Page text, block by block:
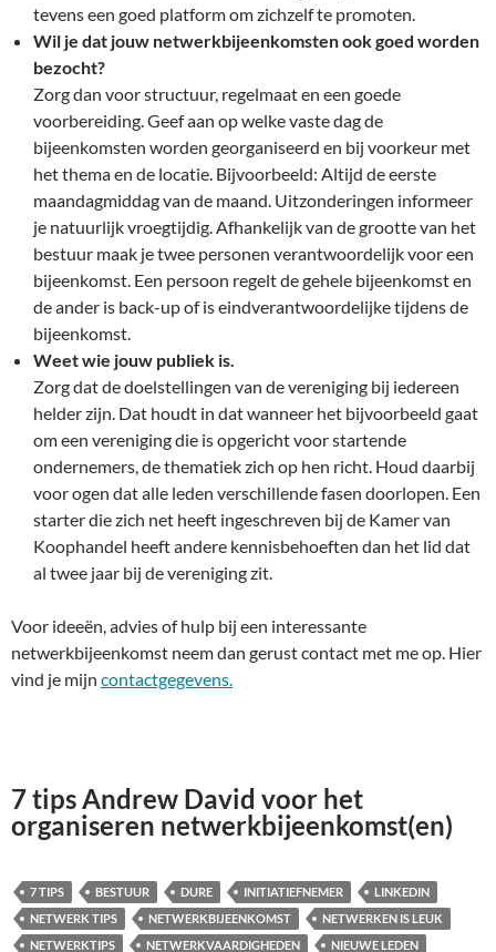
tevens een goed platform om zichzelf te promoten.
Wil je dat jouw netwerkbijeenkomsten ook goed worden
bezocht?
Zorg dan voor structuur, regelmaat en een goede
voorbereiding. Geef aan op welke vaste dag de
bijeenkomsten worden georganiseerd en bij voorkeur met
het thema en de locatie. Bijvoorbeeld: Altijd de eerste
maandagmiddag van de maand. Uitzonderingen informeer
je natuurlijk vroegtijdig. Afhankelijk van de grootte van het
bestuur maak je twee personen verantwoordelijk voor een
bijeenkomst. Een persoon regelt de gehele bijeenkomst en
de ander is back-up of is eindverantwoordelijke tijdens de
bijeenkomst.
Weet wie jouw publiek is.
Zorg dat de doelstellingen van de vereniging bij iedereen
helder zijn. Dat houdt in dat wanneer het bijvoorbeeld gaat
om een vereniging die is opgericht voor startende
ondernemers, de thematiek zich op hen richt. Houd daarbij
voor ogen dat alle leden verschillende fasen doorlopen. Een
starter die zich net heeft ingeschreven bij de Kamer van
Koophandel heeft andere kennisbehoeften dan het lid dat
al twee jaar bij de vereniging zit.
Voor ideeën, advies of hulp bij een interessante
netwerkbijeenkomst neem dan gerust contact met me op. Hier
vind je mijn contactgegevens.
7 tips Andrew David voor het
organiseren netwerkbijeenkomst(en)
7 TIPS BESTUUR DURE INITIATIEFNEMER
LINKEDIN
NETWERK TIPS
NETWERKBIJEENKOMST
NETWERKEN IS LEUK
NETWERKTIPS
NETWERKVAARDIGHEDEN NIEUWE LEDEN